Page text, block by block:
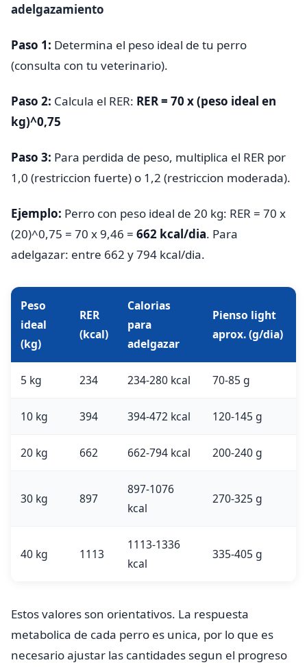
adelgazamiento
Paso 1: Determina el peso ideal de tu perro
(consulta con tu veterinario).
Paso 2: Calcula el RER: RER = 70 x (peso ideal en
kg)^0,75
Paso 3: Para perdida de peso, multiplica el RER por
1,0 (restriccion fuerte) o 1,2 (restriccion moderada).
Ejemplo: Perro con peso ideal de 20 kg: RER = 70 x
(20)^0,75 = 70 x 9,46 = 662 kcal/dia. Para
adelgazar: entre 662 y 794 kcal/dia.
Peso
ideal
(kg)
RER
(kcal)
Calorias
para
adelgazar
Pienso light
aprox. (g/dia)
5 kg 234 234-280 kcal 70-85 g
10 kg 394 394-472 kcal 120-145 g
20 kg 662 662-794 kcal 200-240 g
30 kg 897
897-1076
kcal
270-325 g
40 kg 1113
1113-1336
kcal
335-405 g
Estos valores son orientativos. La respuesta
metabolica de cada perro es unica, por lo que es
necesario ajustar las cantidades segun el progreso